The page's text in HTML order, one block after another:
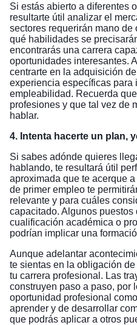
Si estás abierto a diferentes
resultarte útil analizar el
sectores requerirán mano
qué habilidades se
encontrarás una carrera
oportunidades interesantes.
centrarte en la adquisición
experiencia específicas para
empleabilidad. Recuerda
profesiones y que tal vez de
hablar.
4. Intenta hacerte un plan,
Si sabes adónde quieres
hablando, te resultará útil
aproximada que te acerque
de primer empleo te
relevante y para cuáles
capacitado. Algunos
cualificación académica o
podrían implicar una
Aunque adelantar
te sientas en la obligación
tu carrera profesional. Las
construyen paso a paso, por
oportunidad profesional
aprender y de desarrollar
que podrás aplicar a otros